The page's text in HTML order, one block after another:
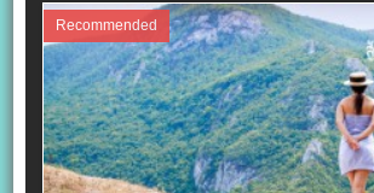
Recommended